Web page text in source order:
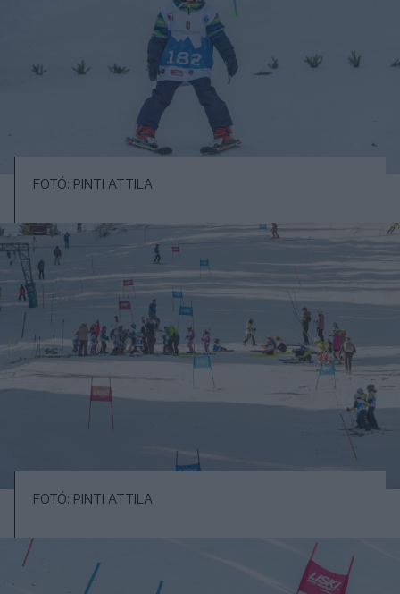
FOTÓ: PINTI ATTILA
FOTÓ: PINTI ATTILA